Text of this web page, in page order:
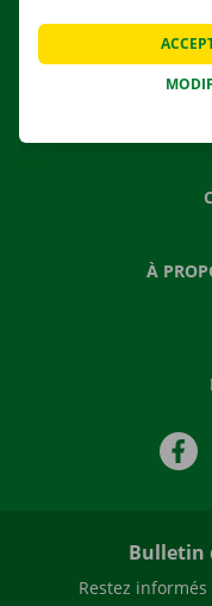
À
Bulletin
Restez